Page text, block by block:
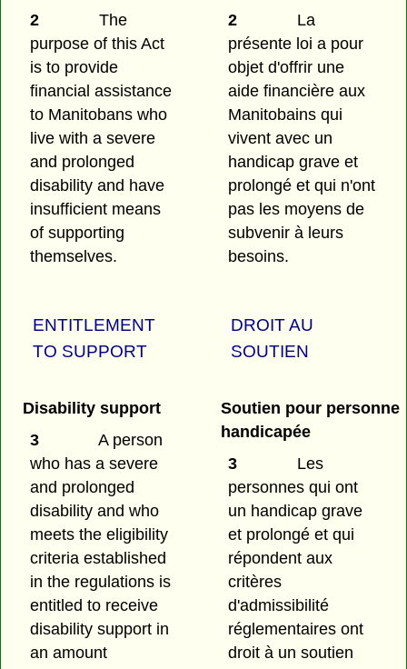
2
The
purpose of this Act
is to provide
financial assistance
to Manitobans who
live with a severe
and prolonged
disability and have
insufficient means
of supporting
themselves.
2
La
présente loi a pour
objet d'offrir une
aide financière aux
Manitobains qui
vivent avec un
handicap grave et
prolongé et qui n'ont
pas les moyens de
subvenir à leurs
besoins.
ENTITLEMENT
TO SUPPORT
DROIT AU
SOUTIEN
Disability support
3
A person
who has a severe
and prolonged
disability and who
meets the eligibility
criteria established
in the regulations is
entitled to receive
disability support in
an amount
Soutien pour personne
handicapée
3
Les
personnes qui ont
un handicap grave
et prolongé et qui
répondent aux
critères
d'admissibilité
réglementaires ont
droit à un soutien